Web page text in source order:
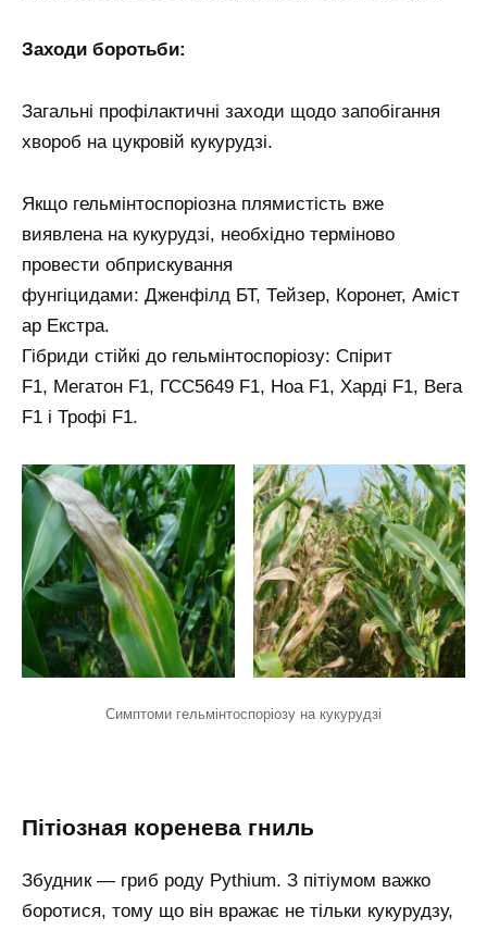
Заходи боротьби:
Загальні профілактичні заходи щодо запобігання
хвороб на цукровій кукурудзі.
Якщо гельмінтоспоріозна плямистість вже
виявлена на кукурудзі, необхідно терміново
провести обприскування
фунгіцидами: Дженфілд БТ, Тейзер, Коронет, Аміст
ар Екстра.
Гібриди стійкі до гельмінтоспоріозу: Спірит
F1, Мегатон F1, ГСС5649 F1, Ноа F1, Харді F1, Вега
F1 і Трофі F1.
Симптоми гельмінтоспоріозу на кукурудзі
Пітіозная коренева гниль
Збудник — гриб роду Pythium. З пітіумом важко
боротися, тому що він вражає не тільки кукурудзу,